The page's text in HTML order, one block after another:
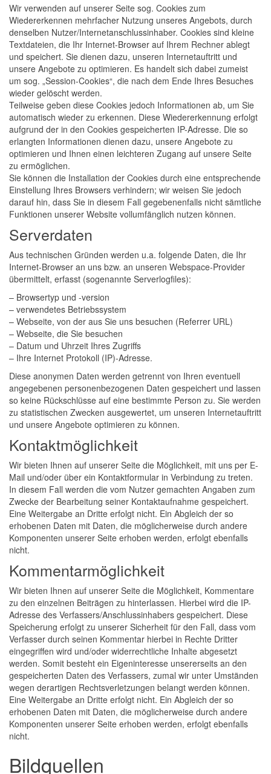
Wir verwenden auf unserer Seite sog. Cookies zum
Wiedererkennen mehrfacher Nutzung unseres Angebots, durch
denselben Nutzer/Internetanschlussinhaber. Cookies sind kleine
Textdateien, die Ihr Internet-Browser auf Ihrem Rechner ablegt
und speichert. Sie dienen dazu, unseren Internetauftritt und
unsere Angebote zu optimieren. Es handelt sich dabei zumeist
um sog. „Session-Cookies“, die nach dem Ende Ihres Besuches
wieder gelöscht werden.
Teilweise geben diese Cookies jedoch Informationen ab, um Sie
automatisch wieder zu erkennen. Diese Wiedererkennung erfolgt
aufgrund der in den Cookies gespeicherten IP-Adresse. Die so
erlangten Informationen dienen dazu, unsere Angebote zu
optimieren und Ihnen einen leichteren Zugang auf unsere Seite
zu ermöglichen.
Sie können die Installation der Cookies durch eine entsprechende
Einstellung Ihres Browsers verhindern; wir weisen Sie jedoch
darauf hin, dass Sie in diesem Fall gegebenenfalls nicht sämtliche
Funktionen unserer Website vollumfänglich nutzen können.
Serverdaten
Aus technischen Gründen werden u.a. folgende Daten, die Ihr
Internet-Browser an uns bzw. an unseren Webspace-Provider
übermittelt, erfasst (sogenannte Serverlogfiles):
– Browsertyp und -version
– verwendetes Betriebssystem
– Webseite, von der aus Sie uns besuchen (Referrer URL)
– Webseite, die Sie besuchen
– Datum und Uhrzeit Ihres Zugriffs
– Ihre Internet Protokoll (IP)-Adresse.
Diese anonymen Daten werden getrennt von Ihren eventuell
angegebenen personenbezogenen Daten gespeichert und lassen
so keine Rückschlüsse auf eine bestimmte Person zu. Sie werden
zu statistischen Zwecken ausgewertet, um unseren Internetauftritt
und unsere Angebote optimieren zu können.
Kontaktmöglichkeit
Wir bieten Ihnen auf unserer Seite die Möglichkeit, mit uns per E-
Mail und/oder über ein Kontaktformular in Verbindung zu treten.
In diesem Fall werden die vom Nutzer gemachten Angaben zum
Zwecke der Bearbeitung seiner Kontaktaufnahme gespeichert.
Eine Weitergabe an Dritte erfolgt nicht. Ein Abgleich der so
erhobenen Daten mit Daten, die möglicherweise durch andere
Komponenten unserer Seite erhoben werden, erfolgt ebenfalls
nicht.
Kommentarmöglichkeit
Wir bieten Ihnen auf unserer Seite die Möglichkeit, Kommentare
zu den einzelnen Beiträgen zu hinterlassen. Hierbei wird die IP-
Adresse des Verfassers/Anschlussinhabers gespeichert. Diese
Speicherung erfolgt zu unserer Sicherheit für den Fall, dass vom
Verfasser durch seinen Kommentar hierbei in Rechte Dritter
eingegriffen wird und/oder widerrechtliche Inhalte abgesetzt
werden. Somit besteht ein Eigeninteresse unsererseits an den
gespeicherten Daten des Verfassers, zumal wir unter Umständen
wegen derartigen Rechtsverletzungen belangt werden können.
Eine Weitergabe an Dritte erfolgt nicht. Ein Abgleich der so
erhobenen Daten mit Daten, die möglicherweise durch andere
Komponenten unserer Seite erhoben werden, erfolgt ebenfalls
nicht.
Bildquellen